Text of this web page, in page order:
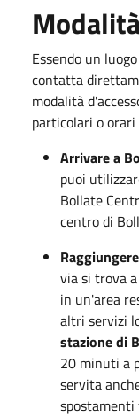
Essendo un
contatta
modalità
particolari o
Arrivare a
puoi
Bollate
centro di
via si trova
in un'area
altri servizi
stazione di
20 minuti a
servita